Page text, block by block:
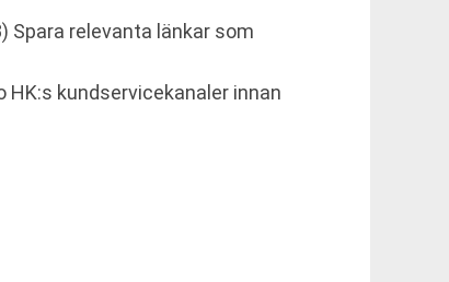
Spara relevanta länkar som
kundservicekanaler innan